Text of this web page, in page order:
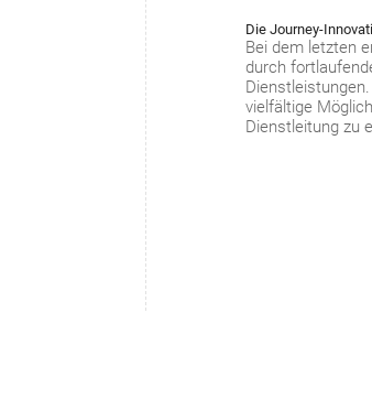
Die Journey-
Bei dem letzten
durch
vielfältige
Dienstleitung zu